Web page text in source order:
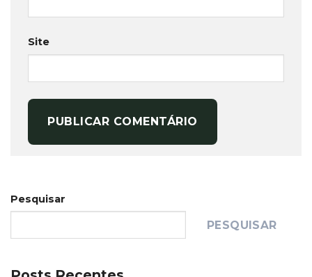
Site
Pesquisar
PESQUISAR